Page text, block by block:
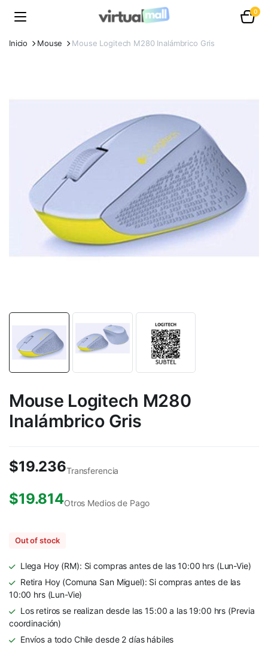
0
Inicio Mouse Mouse Logitech M280 Inalámbrico Gris
Mouse Logitech M280
Inalámbrico Gris
$19.236Transferencia
$19.814Otros Medios de Pago
Out of stock
Llega Hoy (RM): Si compras antes de las 10:00 hrs (Lun-Vie)
Retira Hoy (Comuna San Miguel): Si compras antes de las
10:00 hrs (Lun-Vie)
Los retiros se realizan desde las 15:00 a las 19:00 hrs (Previa
coordinación)
Envíos a todo Chile desde 2 días hábiles